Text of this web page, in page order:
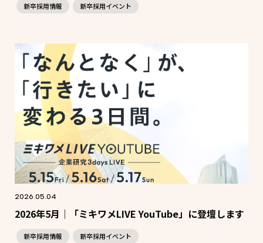
新卒採用情報 新卒採用イベント
2026.05.04
2026年5月｜「ミキワメLIVE YouTube」に登壇します
新卒採用情報 新卒採用イベント